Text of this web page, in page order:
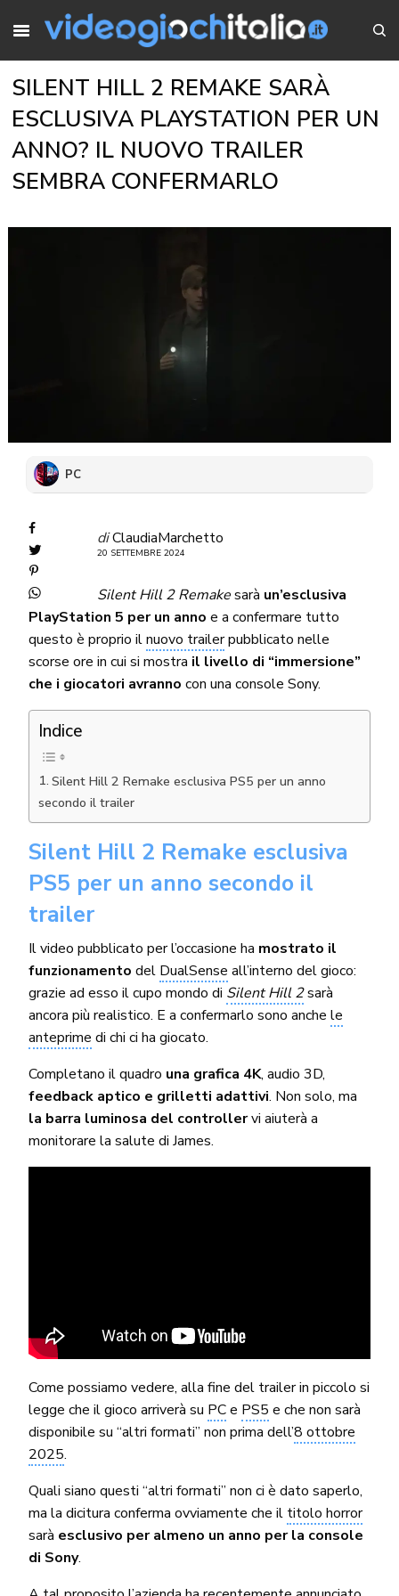
SILENT HILL 2 REMAKE SARÀ
ESCLUSIVA PLAYSTATION PER UN
ANNO? IL NUOVO TRAILER
SEMBRA CONFERMARLO
PC
diClaudiaMarchetto
20 SETTEMBRE 2024
Silent Hill 2 Remakesarà un’esclusiva
PlayStation 5 per un anno e a confermare tutto
questo è proprio ilnuovo trailerpubblicato nelle
scorse ore in cui si mostra il livello di “immersione”
che i giocatori avranno con una console Sony.
Indice
Silent Hill 2 Remake esclusiva PS5 per un anno
secondo il trailer
Silent Hill 2 Remake esclusiva
PS5 per un anno secondo il
trailer
Il video pubblicato per l’occasione ha mostrato il
funzionamento del DualSense all’interno del gioco:
grazie ad esso il cupo mondo di Silent Hill 2sarà
ancora più realistico. E a confermarlo sono anchele
anteprime di chi ci ha giocato.
Completano il quadro una grafica 4K, audio 3D,
feedback aptico e grilletti adattivi. Non solo, ma
la barra luminosa del controllervi aiuterà a
monitorare la salute di James.
Come possiamo vedere, alla fine del trailer in piccolo si
legge che il gioco arriverà su PCe PS5 e che non sarà
disponibile su “altri formati” non prima dell’8 ottobre
2025.
Quali siano questi “altri formati” non ci è dato saperlo,
ma la dicitura conferma ovviamente che il titolo horror
sarà esclusivo per almeno un anno per la console
di Sony.